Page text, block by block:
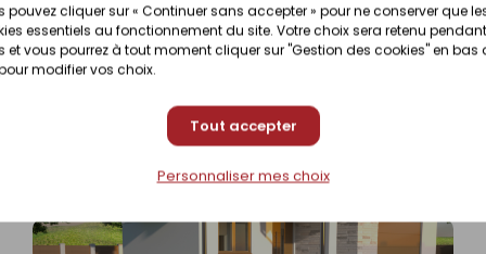
pouvez cliquer sur « Continuer sans accepter » pour ne conserver que
essentiels au fonctionnement du site. Votre choix sera retenu pendant
et vous pourrez à tout moment cliquer sur "Gestion des cookies" en bas
modifier vos choix.
Tout accepter
Personnaliser mes choix
selon magasin